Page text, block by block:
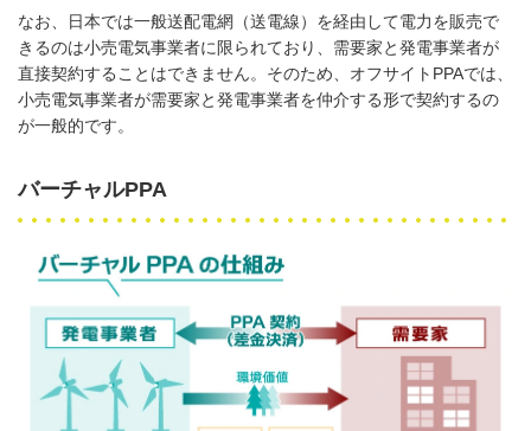
なお、日本では一般送配電網（送電線）を経由して電力を販売で
きるのは小売電気事業者に限られており、需要家と発電事業者が
直接契約することはできません。そのため、オフサイト PPAでは、
小売電気事業者が需要家と発電事業者を仲介する形で契約するの
が一般的です。
バーチャルPPA